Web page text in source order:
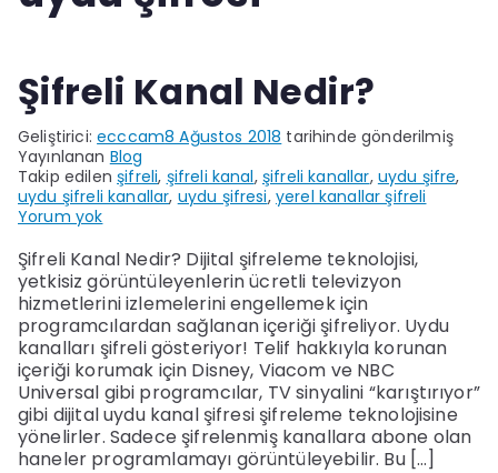
Şifreli Kanal Nedir?
Geliştirici:ecccam8 Ağustos 2018 tarihinde gönderilmiş
Yayınlanan Blog
Takip edilenşifreli, şifreli kanal, şifreli kanallar, uydu şifre,
uydu şifreli kanallar, uydu şifresi, yerel kanallar şifreli
Yorum yokŞifreli
Nedir?
Şifreli Kanal Nedir? Dijital şifreleme teknolojisi,
yetkisiz görüntüleyenlerin ücretli televizyon
hizmetlerini izlemelerini engellemek için
programcılardan sağlanan içeriği şifreliyor. Uydu
kanalları şifreli gösteriyor! Telif hakkıyla korunan
içeriği korumak için Disney, Viacom ve NBC
Universal gibi programcılar, TV sinyalini “karıştırıyor”
gibi dijital uydu kanal şifresi şifreleme teknolojisine
yönelirler. Sadece şifrelenmiş kanallara abone olan
haneler programlamayı görüntüleyebilir. Bu […]